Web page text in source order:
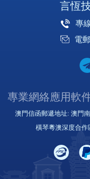
言恆
專
電
澳門信函郵遞地址: 澳門
橫琴粵澳深度合